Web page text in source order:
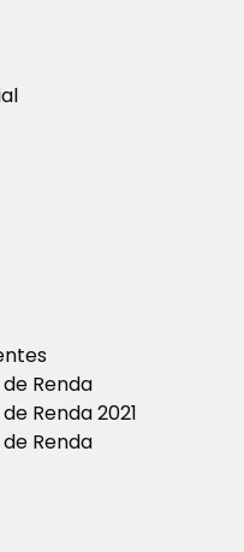
Renda
Renda 2021
Renda